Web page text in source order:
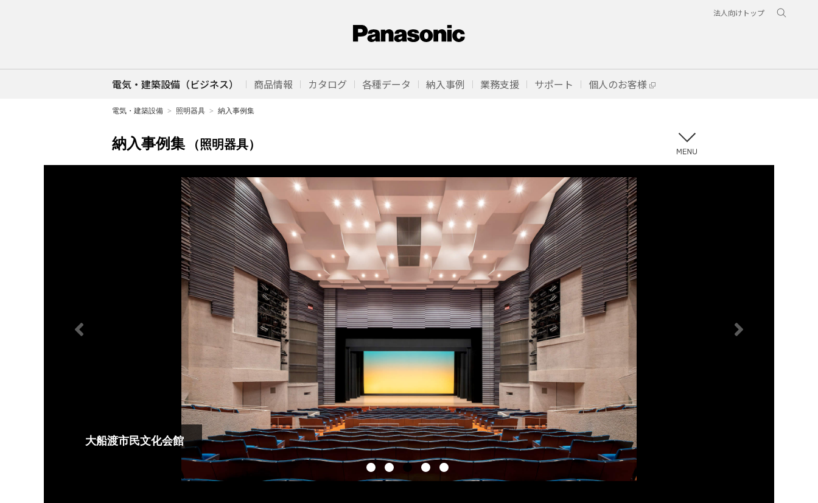
法人向けトップ
電気・建築設備（ビジネス） 商品情報 カタログ 各種データ 納入事例 業務支援 サポート 個人のお客様
電気・建築設備 照明器具 納入事例集
納入事例集 （照明器具）
大船渡市民文化会館